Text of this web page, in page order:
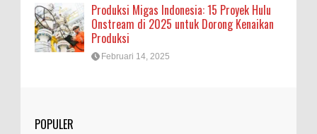
Produksi Migas Indonesia: 15 Proyek Hulu
Onstream di 2025 untuk Dorong Kenaikan
Produksi
Februari 14, 2025
POPULER